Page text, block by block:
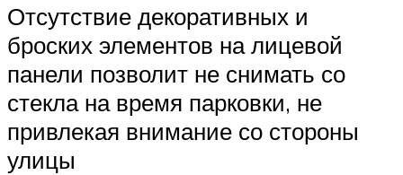
Отсутствие декоративных и
броских элементов на лицевой
панели позволит не снимать со
стекла на время парковки, не
привлекая внимание со стороны
улицы